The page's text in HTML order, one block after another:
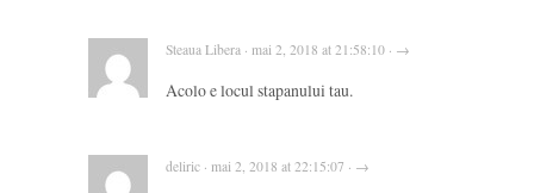
Steaua Libera · mai 2, 2018 at 21:58:10 · →
Acolo e locul stapanului tau.
deliric · mai 2, 2018 at 22:15:07 · →